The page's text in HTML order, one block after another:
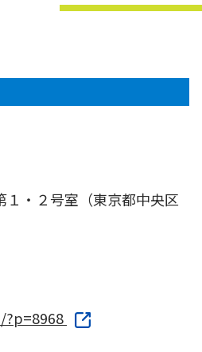
・２号室（東京都中央区